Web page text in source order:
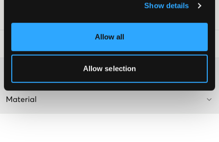
Show details
Allow all
Allow selection
Mer information om tvättråd
Material